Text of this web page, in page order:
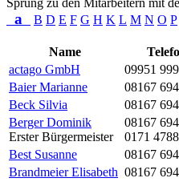
Sprung zu den Mitarbeitern mit
a B D E F G H K L M N O P
Name
actago GmbH
09951
Baier Marianne
08167
Beck Silvia
08167
Berger Dominik
Erster Bürgermeister
08167
0171
Best Susanne
08167
Brandmeier Elisabeth 08167